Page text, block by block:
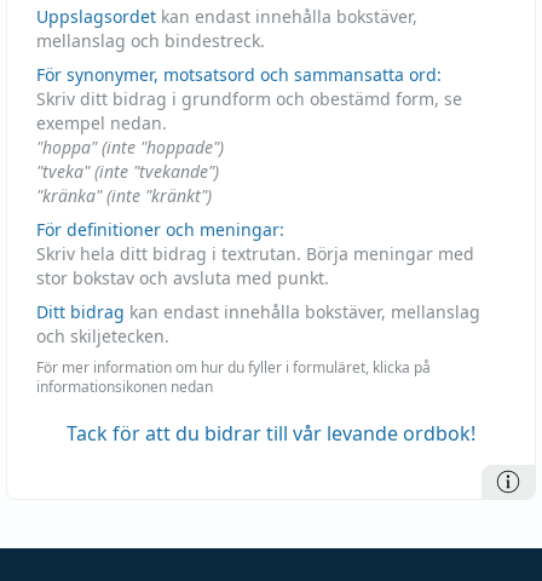
Uppslagsordet kan endast innehålla bokstäver,
mellanslag och bindestreck.
För synonymer, motsatsord och sammansatta ord:
Skriv ditt bidrag i grundform och obestämd form, se
exempel nedan.
"hoppa" (inte "hoppade")
"tveka" (inte "tvekande")
"kränka" (inte "kränkt")
För definitioner och meningar:
Skriv hela ditt bidrag i textrutan. Börja meningar med
stor bokstav och avsluta med punkt.
Ditt bidrag kan endast innehålla bokstäver, mellanslag
och skiljetecken.
För mer information om hur du fyller i formuläret, klicka på
informationsikonen nedan
Tack för att du bidrar till vår levande ordbok!